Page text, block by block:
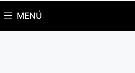
MENÚ